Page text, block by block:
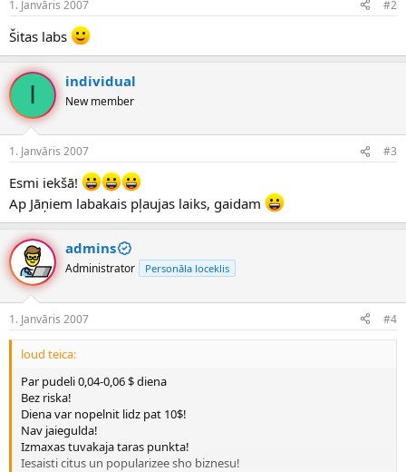
1. Janvāris 2007 #2
Šitas labs
I individual
New member
1. Janvāris 2007 #3
Esmi iekšā!
Ap Jāņiem labakais pļaujas laiks, gaidam
admins
Administrator Personāla loceklis
1. Janvāris 2007 #4
loud teica:
Par pudeli 0,04-0,06 $ diena
Bez riska!
Diena var nopelnit lidz pat 10$!
Nav jaiegulda!
Izmaxas tuvakaja taras punkta!
Iesaisti citus un popularizee sho biznesu!